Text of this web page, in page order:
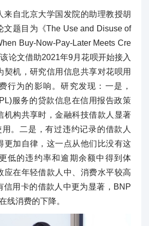
来自北京大学国发院的助理教授胡
文题目为《The Use and Disuse of
Buy-Now-Pay-Later Meets Cre
论文借助2021年9月花呗开始接入
契机，研究信用信息共享对花呗用
行为的影响。研究发现：一是，
服务的贷款信息在信用报告政策
机构共享时，金融科技借款人显著
。二是，有过违约记录的借款人
更加自律，这一点从他们比没有这
低的违约率和逾期余额中得到体
应在年轻借款人中、消费水平较高
信用卡的借款人中更为显著，BNP
线消费的下降。